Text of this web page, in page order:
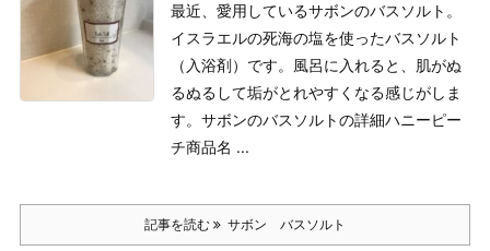
最近、愛用しているサボンのバスソルト。
イスラエルの死海の塩を使ったバスソルト
（入浴剤）です。風呂に入れると、肌がぬ
るぬるして垢がとれやすくなる感じがしま
す。 サボンのバスソルトの詳細ハニーピー
チ商品名 ...
記事を読む サボン バスソルト